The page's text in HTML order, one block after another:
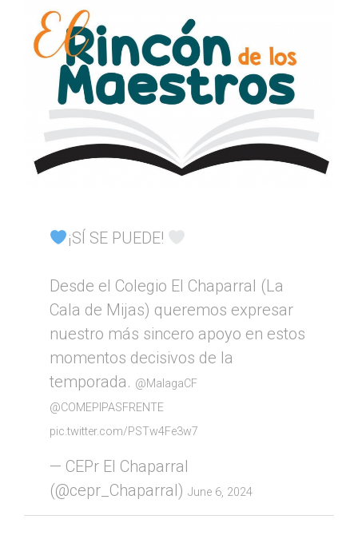
¡SÍ SE PUEDE!
Desde el Colegio El Chaparral (La
Cala de Mijas) queremos expresar
nuestro más sincero apoyo en estos
momentos decisivos de la
temporada. @MalagaCF
@COMEPIPASFRENTE
pic.twitter.com/PSTw4Fe3w7
— CEPr El Chaparral
(@cepr_Chaparral) June 6, 2024